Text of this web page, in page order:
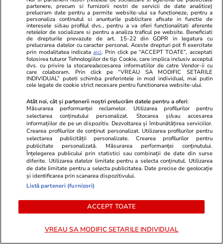
amendă de sute de euro, în Spania:
„Respectați regula!”
Horoscop 27 iul.
Luna plină din 29 iulie deschide un nou capitol.
Este momentul astral care îți poate schimba
partenere, precum si furnizorii nostri de servicii de date analitice)
prelucram date pentru a permite website-ului sa functioneze, pentru a
personaliza continutul si anunturile publicitare afisate in functie de
interesele si/sau profilul dvs., pentru a va oferi functionalitati aferente
retelelor de socializare si pentru a analiza traficul pe website. Beneficiati
de drepturile prevazute de art. 15-22 din GDPR in legatura cu
prelucrarea datelor cu caracter personal. Aceste drepturi pot fi exercitate
prin modalitatea indicataaici. Prin click pe “ACCEPT TOATE”, acceptati
folosirea tuturor Tehnologiilor de tip Cookie, care implica inclusiv acceptul
dvs. cu privire la stocarea/accesarea informatiilor de catre Vendor-ii cu
care colaboram. Prin click pe “VREAU SA MODIFIC SETARILE
INDIVIDUAL” puteti schimba preferintele in mod individual, mai putin
cele legate de cookie strict necesare pentru functionarea website-ului.
Atât noi, cât și partenerii noștri prelucrăm datele pentru a oferi:
Măsurarea performanței reclamelor. Utilizarea profilurilor pentru
selectarea conținutului personalizat. Stocarea și/sau accesarea
informațiilor de pe un dispozitiv. Dezvoltarea și îmbunătățirea serviciilor.
Crearea profilurilor de conținut personalizat. Utilizarea profilurilor pentru
selectarea publicității personalizate. Crearea profilurilor pentru
publicitate personalizată. Măsurarea performanței conținutului.
Înțelegerea publicului prin statistici sau combinații de date din surse
diferite. Utilizarea datelor limitate pentru a selecta conținutul. Utilizarea
de date limitate pentru a selecta publicitatea. Date precise de geolocație
și identificarea prin scanarea dispozitivului.
Listă parteneri (furnizori)
ACCEPT TOATE
VREAU SA MODIFIC SETARILE INDIVIDUAL